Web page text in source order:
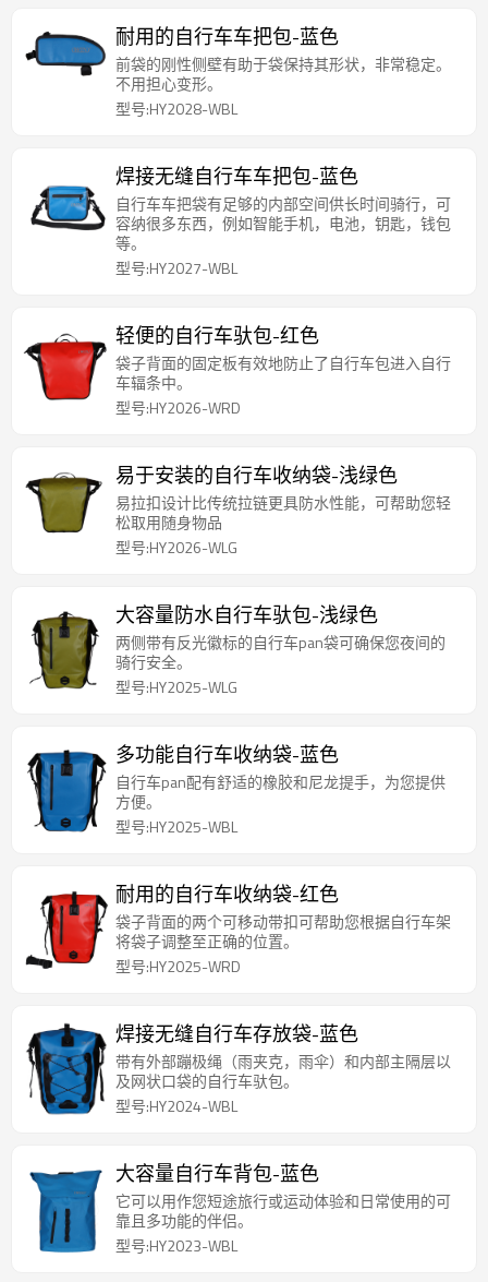
耐用的自行车车把包-蓝色
前袋的刚性侧壁有助于袋保持其形状，非常稳定。
不用担心变形。
型号:HY2028-WBL
焊接无缝自行车车把包-蓝色
自行车车把袋有足够的内部空间供长时间骑行，可
容纳很多东西，例如智能手机，电池，钥匙，钱包
等。
型号:HY2027-WBL
轻便的自行车驮包-红色
袋子背面的固定板有效地防止了自行车包进入自行
车辐条中。
型号:HY2026-WRD
易于安装的自行车收纳袋-浅绿色
易拉扣设计比传统拉链更具防水性能，可帮助您轻
松取用随身物品
型号:HY2026-WLG
大容量防水自行车驮包-浅绿色
两侧带有反光徽标的自行车pan袋可确保您夜间的
骑行安全。
型号:HY2025-WLG
多功能自行车收纳袋-蓝色
自行车pan配有舒适的橡胶和尼龙提手，为您提供
方便。
型号:HY2025-WBL
耐用的自行车收纳袋-红色
袋子背面的两个可移动带扣可帮助您根据自行车架
将袋子调整至正确的位置。
型号:HY2025-WRD
焊接无缝自行车存放袋-蓝色
带有外部蹦极绳（雨夹克，雨伞）和内部主隔层以
及网状口袋的自行车驮包。
型号:HY2024-WBL
大容量自行车背包-蓝色
它可以用作您短途旅行或运动体验和日常使用的可
靠且多功能的伴侣。
型号:HY2023-WBL